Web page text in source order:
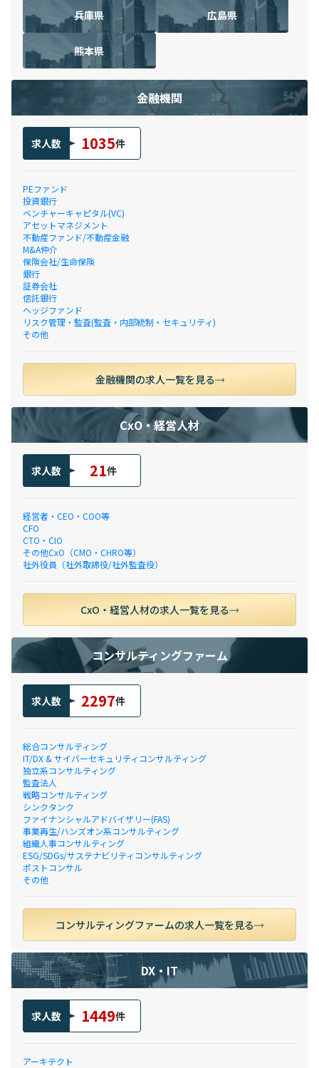
兵庫県 広島県
熊本県
金融機関
求人数 1035件
PEファンド
投資銀行
ベンチャーキャピタル(VC)
アセットマネジメント
不動産ファンド/不動産金融
M&A仲介
保険会社/生命保険
銀行
証券会社
信託銀行
ヘッジファンド
リスク管理・監査(監査・内部統制・セキュリティ)
その他
金融機関の求人一覧を見る
CxO・経営人材
求人数 21件
経営者・CEO・COO等
CFO
CTO・CIO
その他CxO（CMO・CHRO等）
社外役員（社外取締役/社外監査役）
CxO・経営人材の求人一覧を見る
コンサルティングファーム
求人数 2297件
総合コンサルティング
IT/DX & サイバーセキュリティコンサルティング
独立系コンサルティング
監査法人
戦略コンサルティング
シンクタンク
ファイナンシャルアドバイザリー(FAS)
事業再生/ハンズオン系コンサルティング
組織人事コンサルティング
ESG/SDGs/サステナビリティコンサルティング
ポストコンサル
その他
コンサルティングファームの求人一覧を見る
DX・IT
求人数 1449件
アーキテクト